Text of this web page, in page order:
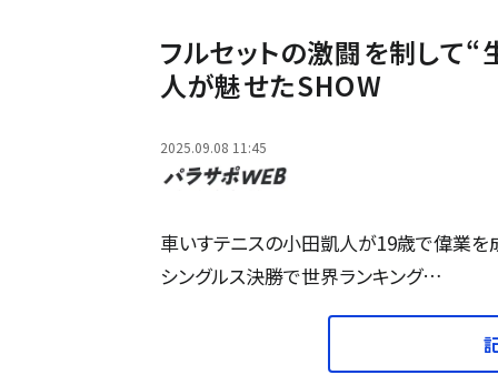
フルセットの激闘を制して
人が魅せたSHOW
2025.09.08 11:45
車いすテニスの小田凱人が19歳で偉業を
シングルス決勝で世界ランキング…